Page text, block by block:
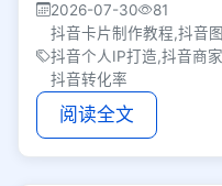
2026-07-30
81
抖音卡片制作教程,抖音
抖音个人IP打造,抖音商
抖音转化率
阅读全文